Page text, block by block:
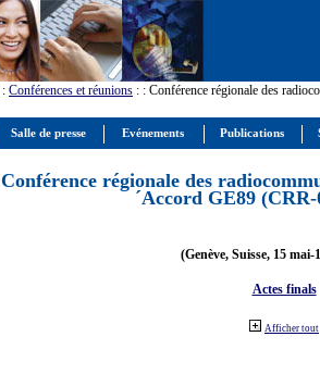
: Conférences et réunions : : Conférence régionale des
Conférence régionale des
´Accord GE89
(Genève, Suisse, 15
Actes finals
Afficher tout
Salle de presse Evénements Publications